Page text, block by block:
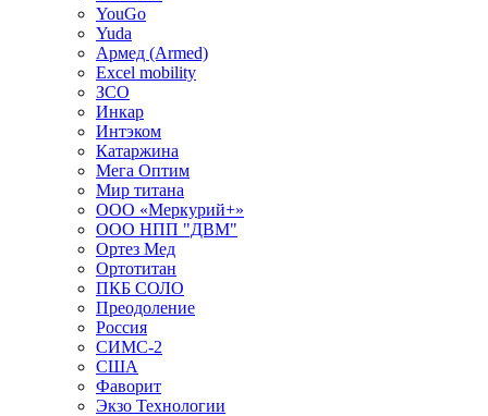
YouGo
Yuda
Армед (Armed)
Еxcel mobility
ЗСО
Инкар
Интэком
Катаржина
Мега Оптим
Мир титана
ООО «Меркурий+»
ООО НПП "ДВМ"
Ортез Мед
Ортотитан
ПКБ СОЛО
Преодоление
Россия
СИМС-2
США
Фаворит
Экзо Технологии